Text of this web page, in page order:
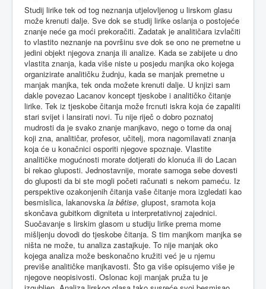
Studij lirike tek od tog neznanja utjelovljenog u lirskom glasu
može krenuti dalje. Sve dok se studij lirike oslanja o postojeće
znanje neće ga moći prekoračiti. Zadatak je analitičara izvlačiti
to vlastito neznanje na površinu sve dok se ono ne premetne u
jedini objekt njegova znanja ili analize. Kada se zabijete u dno
vlastita znanja, kada više niste u posjedu manjka oko kojega
organizirate analitičku žudnju, kada se manjak premetne u
manjak manjka, tek onda možete krenuti dalje. U knjizi sam
dakle povezao Lacanov koncept tjeskobe i analitičko čitanje
lirike. Tek iz tjeskobe čitanja može frcnuti iskra koja će zapaliti
stari svijet i lansirati novi. Tu nije riječ o dobro poznatoj
mudrosti da je svako znanje manjkavo, nego o tome da onaj
koji zna, analitičar, profesor, učitelj, mora nagomilavati znanja
koja će u konačnici osporiti njegove spoznaje. Vlastite
analitičke mogućnosti morate dotjerati do klonuća ili do Lacan
bi rekao gluposti. Jednostavnije, morate samoga sebe dovesti
do gluposti da bi ste mogli početi računati s nekom pameću. Iz
perspektive ozakonjenih čitanja vaše čitanje mora izgledati kao
besmislica, lakanovska la bêtise, glupost, sramota koja
skončava gubitkom digniteta u interpretativnoj zajednici.
Suočavanje s lirskim glasom u studiju lirike prema mome
mišljenju dovodi do tjeskobe čitanja. S tim manjkom manjka se
ništa ne može, tu analiza zastajkuje. To nije manjak oko
kojega analiza može beskonačno kružiti već je u njemu
previše analitičke manjkavosti. Što ga više opisujemo više je
njegove neopisivosti. Oslonac koji manjak pruža tu je